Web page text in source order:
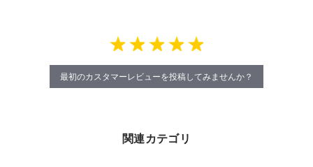
最初のカスタマーレビューを投稿してみませんか？
関連カテゴリ